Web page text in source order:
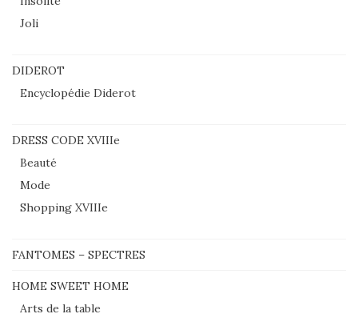
Joli
DIDEROT
Encyclopédie Diderot
DRESS CODE XVIIIe
Beauté
Mode
Shopping XVIIIe
FANTOMES – SPECTRES
HOME SWEET HOME
Arts de la table